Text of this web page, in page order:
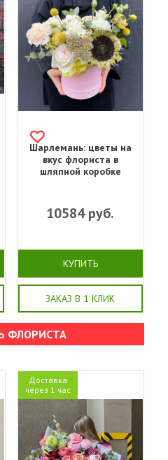
Шарлемань: цветы на
вкус флориста в
шляпной коробке
10584руб.
КУПИТЬ
ЗАКАЗ В 1 КЛИК
ФЛОРИСТА
Доставка
через 1 час